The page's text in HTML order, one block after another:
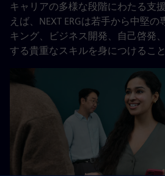
キャリアの多様な段階にわたる支
えば、NEXT ERGは若手から中堅
キング、ビジネス開発、自己啓発
する貴重なスキルを身につけるこ